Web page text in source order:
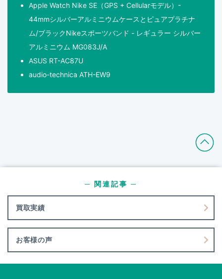
Apple Watch Nike SE（GPS + Cellularモデル）-
44mmシルバーアルミニウムケースとピュアプラチナ
ム/ブラックNikeスポーツバンド - レギュラー シルバー
アルミニウム MG083J/A
ASUS RT-AC87U
audio-technica ATH-EW9
買取実績
─ 関連記事 ─
お客様の声